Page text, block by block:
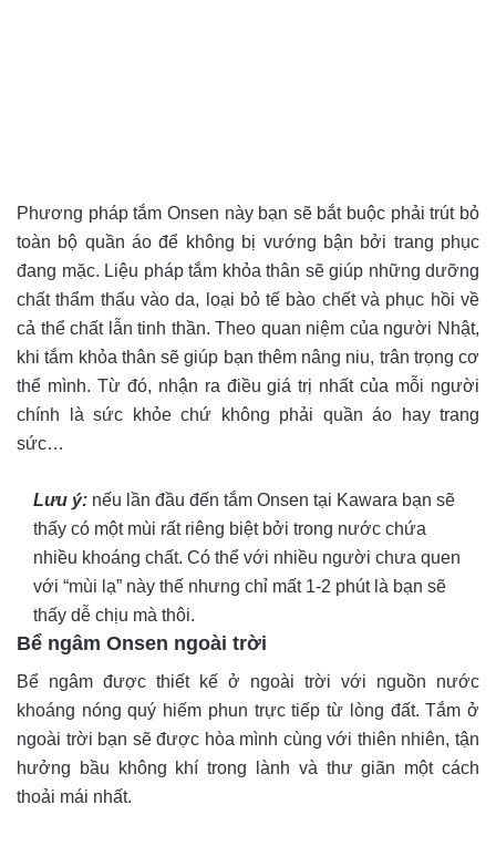
Phương pháp tắm Onsen này bạn sẽ bắt buộc phải trút bỏ
toàn bộ quần áo để không bị vướng bận bởi trang phục
đang mặc. Liệu pháp tắm khỏa thân sẽ giúp những dưỡng
chất thẩm thấu vào da, loại bỏ tế bào chết và phục hồi về
cả thể chất lẫn tinh thần. Theo quan niệm của người Nhật,
khi tắm khỏa thân sẽ giúp bạn thêm nâng niu, trân trọng cơ
thể mình. Từ đó, nhận ra điều giá trị nhất của mỗi người
chính là sức khỏe chứ không phải quần áo hay trang
sức…
Lưu ý: nếu lần đầu đến tắm Onsen tại Kawara bạn sẽ
thấy có một mùi rất riêng biệt bởi trong nước chứa
nhiều khoáng chất. Có thể với nhiều người chưa quen
với “mùi lạ” này thế nhưng chỉ mất 1-2 phút là bạn sẽ
thấy dễ chịu mà thôi.
Bể ngâm Onsen ngoài trời
Bể ngâm được thiết kế ở ngoài trời với nguồn nước
khoáng nóng quý hiếm phun trực tiếp từ lòng đất. Tắm ở
ngoài trời bạn sẽ được hòa mình cùng với thiên nhiên, tận
hưởng bầu không khí trong lành và thư giãn một cách
thoải mái nhất.